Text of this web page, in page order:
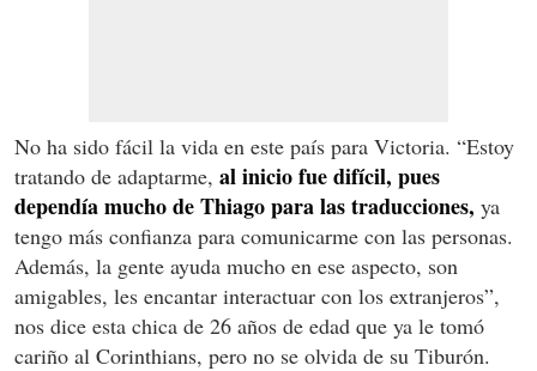
No ha sido fácil la vida en este país para Victoria. “Estoy
tratando de adaptarme, al inicio fue difícil, pues
dependía mucho de Thiago para las traducciones, ya
tengo más confianza para comunicarme con las personas.
Además, la gente ayuda mucho en ese aspecto, son
amigables, les encantar interactuar con los extranjeros”,
nos dice esta chica de 26 años de edad que ya le tomó
cariño al Corinthians, pero no se olvida de su Tiburón.